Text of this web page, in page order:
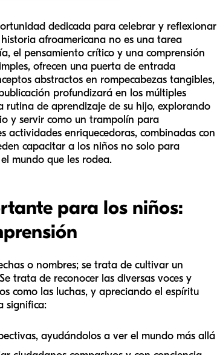
dedicada para celebrar y reflexionar
afroamericana no es una tarea
el pensamiento crítico y una comprensión
ofrecen una puerta de entrada
abstractos en rompecabezas tangibles,
profundizará en los múltiples
rutina de aprendizaje de su hijo, explorando
y servir como un trampolín para
actividades enriquecedoras, combinadas con
capacitar a los niños no solo para
mundo que les rodea.
para los niños:
o nombres; se trata de cultivar un
trata de reconocer las diversas voces y
como las luchas, y apreciando el espíritu
significa:
ayudándolos a ver el mundo más allá